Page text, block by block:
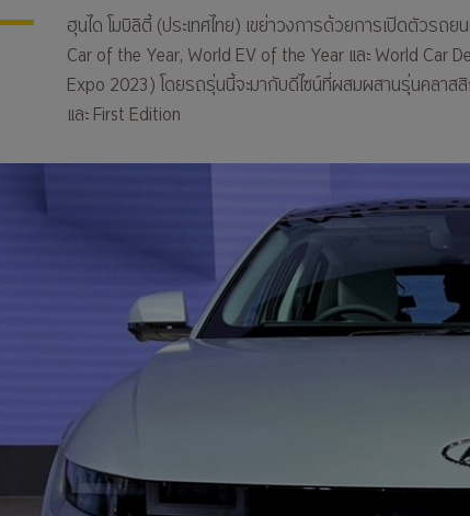
ฮุนได โมบิลิตี้ (ประเทศไทย) เขย่าวงการด้วยการเปิดตัวรถ
Car of the Year, World EV of the Year และ World Car
Expo 2023) โดยรถรุ่นนี้จะมากับดีไซน์ที่ผสมผสานรุ่นคลาส
และ First Edition